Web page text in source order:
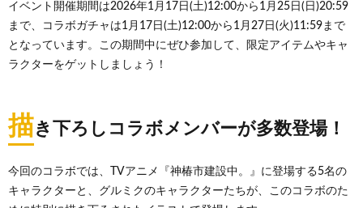
イベント開催期間は2026年1月17日(土)12:00から1月25日(日)20:59
まで、コラボガチャは1月17日(土)12:00から1月27日(火)11:59まで
となっています。この期間中にぜひ参加して、限定アイテムやキャ
ラクターをゲットしましょう！
描き下ろしコラボメンバーが多数登場！
今回のコラボでは、TVアニメ『神椿市建設中。』に登場する5名の
キャラクターと、グルミクのキャラクターたちが、このコラボのた